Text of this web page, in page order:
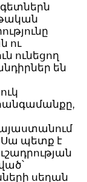
ու
ունեցող
են
Սա պետք է
սեղան